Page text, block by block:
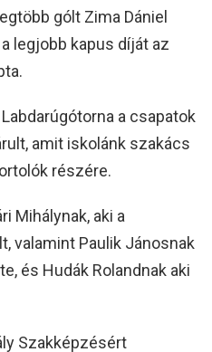
gólt Zima Dániel
legjobb kapus díját az
a csapatok
amit iskolánk szakács
részére.
Mihálynak, aki a
valamint Paulik Jánosnak
és Hudák Rolandnak aki
Szakképzésért